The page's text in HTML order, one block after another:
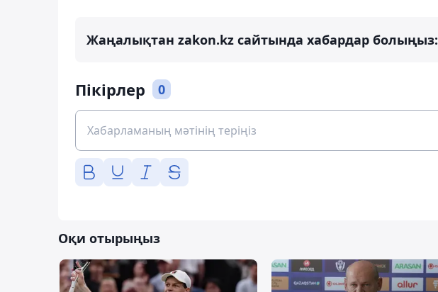
Жаңалықтан zakon.kz сайтында хабардар болыңыз:
Пікірлер 0
Оқи отырыңыз